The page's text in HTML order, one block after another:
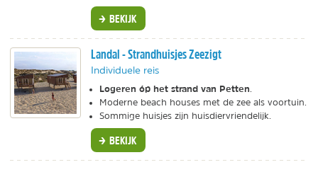
BEKIJK
Landal - Strandhuisjes Zeezigt
Individuele reis
Logeren óp het strand van Petten
Moderne beach houses met de zee als voortuin.
Sommige huisjes zijn huisdiervriendelijk.
BEKIJK